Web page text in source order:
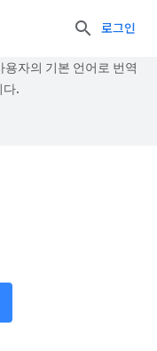
로그인
자의 기본 언어로 번역
다.